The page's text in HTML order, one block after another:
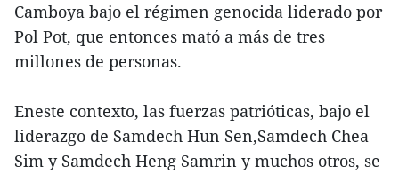
Camboya bajo el régimen genocida liderado por
Pol Pot, que entonces mató a más de tres
millones de personas.
Eneste contexto, las fuerzas patrióticas, bajo el
liderazgo de Samdech Hun Sen,Samdech Chea
Sim y Samdech Heng Samrin y muchos otros, se